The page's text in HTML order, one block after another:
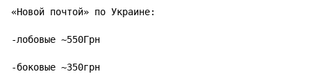
«Новой почтой» по Украине:
-лобовые ~550Грн
-боковые ~350грн